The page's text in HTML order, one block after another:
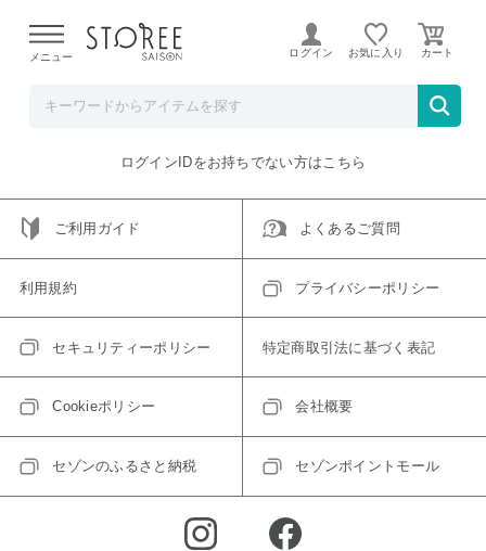
よる配送遅延が発生しております。
メニュー ログイン お気に入り
ご指定のアイテムは取り扱い終了、またはただいま取り扱い
トップへ戻る
ログインIDをお持ちでない方はこちら
ご利用ガイド よくあるご質問
利用規約 プライバシーポリシー
セキュリティーポリシー 特定商取引法に基づく表記
Cookieポリシー 会社概要
セゾンのふるさと納税 セゾンポイントモール